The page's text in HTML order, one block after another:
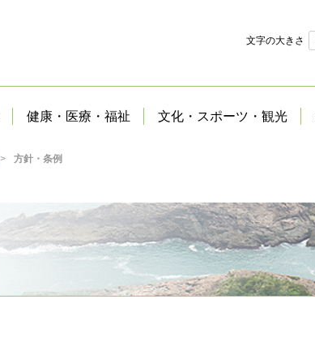
文字の大きさ
健康・医療・福祉 文化・スポーツ・観光
方針・条例